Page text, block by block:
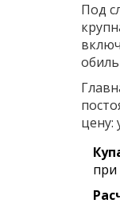
Под
цену:
при